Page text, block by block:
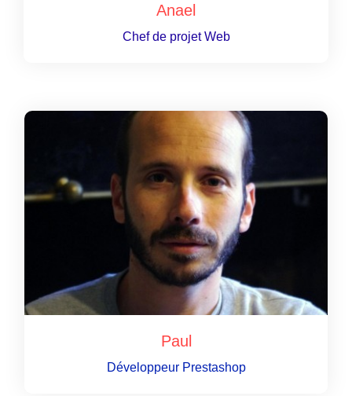
Paul
Développeur Prestashop
Anael
Chef de projet Web